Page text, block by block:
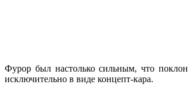
Фурор был настолько сильным, что
исключительно в виде концепт-кара.